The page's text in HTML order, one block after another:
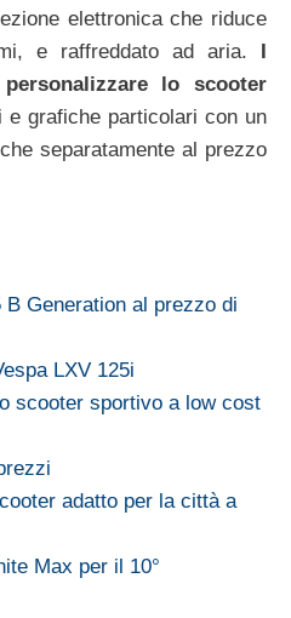
elettronica che riduce
e raffreddato ad aria. I
lo scooter
e grafiche particolari con un
separatamente al prezzo
B Generation al prezzo di
LXV 125i
scooter sportivo a low cost
adatto per la città a
Max per il 10°